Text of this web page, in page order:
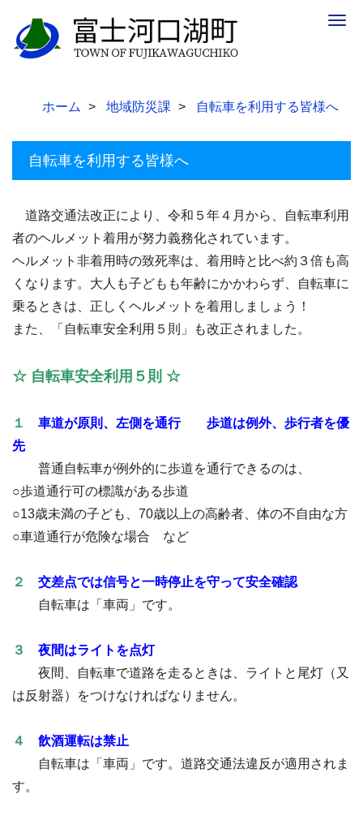
ホーム 地域防災課 自転車を利用する皆様へ
自転車を利用する皆様へ
道路交通法改正により、令和５年４月から、自転車利用
者のヘルメット着用が努力義務化されています。
ヘルメット非着用時の致死率は、着用時と比べ約３倍も高
くなります。 大人も子どもも年齢にかかわらず、自転車に
乗るときは、正しくヘルメットを着用しましょう！
また、「自転車安全利用５則」も改正されました。
☆ 自転車安全利用５則 ☆
１
車道が原則、左側を通行 歩道は例外、歩行者を優
先
普通自転車が例外的に歩道を通行できるのは、
○歩道通行可の標識がある歩道
○13歳未満の子ども、70歳以上の高齢者、体の不自由な方
○車道通行が危険な場合 など
２
交差点では信号と一時停止を守って安全確認
自転車は「車両」です。
３
夜間はライトを点灯
夜間、自転車で道路を走るときは、ライトと尾灯（又
は反射器）をつけなければなりません。
４
飲酒運転は禁止
自転車は「車両」です。道路交通法違反が適用されま
す。